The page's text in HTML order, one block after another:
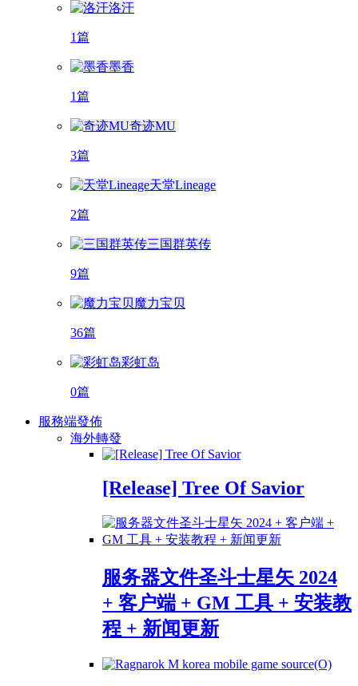
洛汗
1篇
墨香
1篇
奇迹MU
3篇
天堂Lineage
2篇
三国群英传
9篇
魔力宝贝
36篇
彩虹岛
0篇
服務端發佈
海外轉發
[Release] Tree Of Savior
服务器文件圣斗士星矢 2024
+ 客户端 + GM 工具 + 安装教
程 + 新闻更新